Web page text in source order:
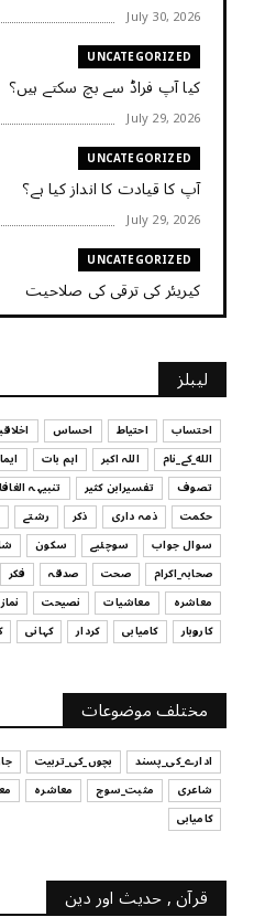
July 30, 2026
UNCATEGORIZED
کیا آپ فراڈ سے بچ سکتے ہیں؟
July 29, 2026
UNCATEGORIZED
آپ کا قیادت کا انداز کیا ہے؟
July 29, 2026
UNCATEGORIZED
کیریئر کی ترقی کی صلاحیت
July 29, 2026
UNCATEGORIZED
کیا آپ اپنے باس کو مؤثر
July 29, 2026
UNCATEGORIZED
اس وقت آپ کا موڈ کیسا ہے؟
July 29, 2026
UNCATEGORIZED
قرض لینے اور دینے میں
July 29, 2026
آپ کا فیصلہ کرنے کا انداز
July 29, 2026
لیبلز
احتساب احتیاط احساس
الله_کے_نام
اللہ اکبر اہم بات
تصوف
تفسیرابن کثیر تنبیہہ
حکمت
ذمہ داری ذکر رشتے
سوال جواب
سوچئیے سکون
صحابہ_اکرام
صحت صدقہ فکر
معاشرہ
معاشیات نصیحت نماز
کاروبار
کامیابی کردار کہانی
مختلف موضوعات
ادارے_کی_پسند بچوں_کی_تربیت
شاعری
مثبت_سوچ معاشرہ
کامیابی
قرآن , حدیث اور دین